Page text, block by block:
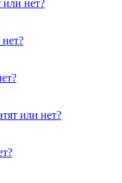
или нет?
или нет?